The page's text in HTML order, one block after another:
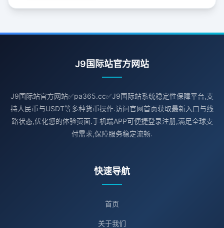
J9国际站官方网站
J9国际站官方网站✅pa365.cc✅J9国际站系统稳定性保障平台,支
持人民币与USDT等多种货币操作.访问官网首页获取最新入口与线
路状态,优化您的体验页面.手机端APP可便捷登录注册,满足全球支
付需求,保障服务稳定流畅.
快速导航
首页
关于我们